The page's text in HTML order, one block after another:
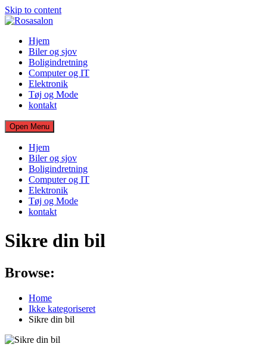
Skip to content
Hjem
Biler og sjov
Boligindretning
Computer og IT
Elektronik
Tøj og Mode
kontakt
Open Menu
Hjem
Biler og sjov
Boligindretning
Computer og IT
Elektronik
Tøj og Mode
kontakt
Sikre din bil
Browse:
Home
Ikke kategoriseret
Sikre din bil